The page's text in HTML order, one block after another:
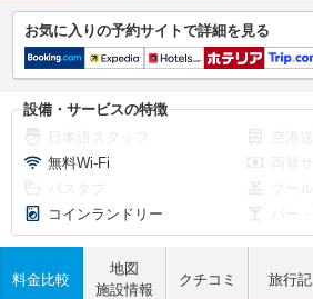
お気に入りの予約サイトで詳細を見る
設備・サービスの特徴
無料Wi-Fi
コインランドリー
料金比較
地図
施設情報
クチコミ 旅行記